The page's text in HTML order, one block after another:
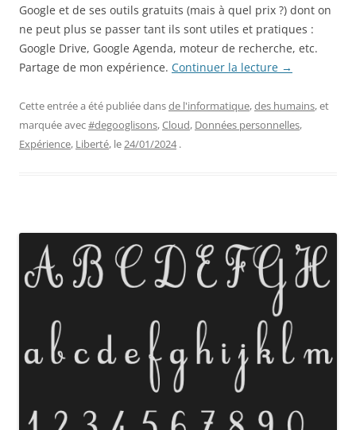
Google et de ses outils gratuits (mais à quel prix ?) dont on
ne peut plus se passer tant ils sont utiles et pratiques :
Google Drive, Google Agenda, moteur de recherche, etc.
Partage de mon expérience. Continuer la lecture →
Cette entrée a été publiée dansde l'informatique,des humains, et
marquée avec#degooglisons,Cloud, Données personnelles,
Expérience, Liberté, le24/01/2024 .